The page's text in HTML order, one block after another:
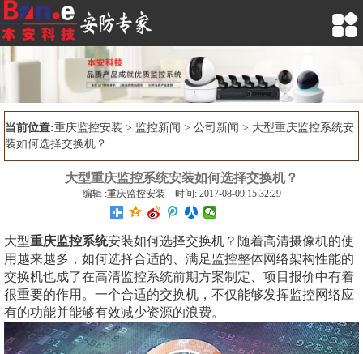

当前位置:重庆监控安装 > 监控新闻 > 公司新闻 > 大型重庆监控系统安
装如何选择交换机？
大型重庆监控系统安装如何选择交换机？
编辑 :重庆监控安装 时间: 2017-08-09 15:32:29
大型重庆监控系统安装如何选择交换机？随着高清摄像机的使
用越来越多，如何选择合适的、满足监控整体网络架构性能的
交换机也成了在高清监控系统前期方案制定、项目报价中有着
很重要的作用。一个合适的交换机，不仅能够发挥监控网络应
有的功能并能够有效减少资源的浪费。